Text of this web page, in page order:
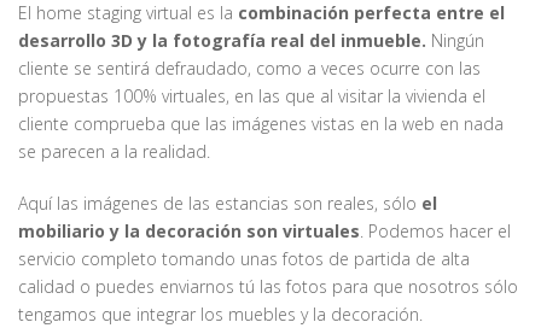
El home staging virtual es la combinación perfecta entre el
desarrollo 3D y la fotografía real del inmueble. Ningún
cliente se sentirá defraudado, como a veces ocurre con las
propuestas 100% virtuales, en las que al visitar la vivienda el
cliente comprueba que las imágenes vistas en la web en nada
se parecen a la realidad.
Aquí las imágenes de las estancias son reales, sólo el
mobiliario y la decoración son virtuales. Podemos hacer el
servicio completo tomando unas fotos de partida de alta
calidad o puedes enviarnos tú las fotos para que nosotros sólo
tengamos que integrar los muebles y la decoración.